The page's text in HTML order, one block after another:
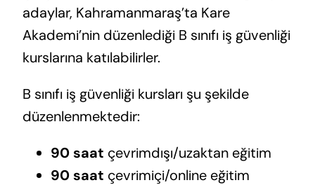
adaylar, Kahramanmaraş’ta Kare
Akademi’nin düzenlediği B sınıfı iş güvenliği
kurslarına katılabilirler.
B sınıfı iş güvenliği kursları şu şekilde
düzenlenmektedir:
90 saat çevrimdışı/uzaktan eğitim
90 saat çevrimiçi/online eğitim